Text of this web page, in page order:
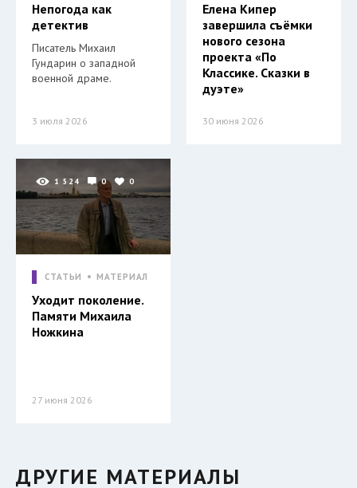
Непогода как
детектив
Писатель Михаил
Гундарин о западной
военной драме.
3 июля 2026
Елена Кипер
завершила съёмки
нового сезона
проекта «По
Классике. Сказки в
дуэте»
30 июня 2026
1 524 0 0
СТАТЬИ МАТЕРИАЛ
Уходит поколение.
Памяти Михаила
Ножкина
27 июня 2026
ДРУГИЕ МАТЕРИАЛЫ